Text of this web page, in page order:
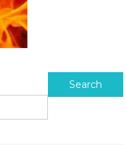
Search for: